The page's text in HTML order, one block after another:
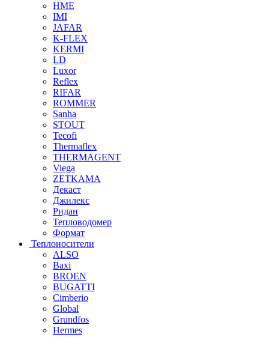
HME
IMI
JAFAR
K-FLEX
KERMI
LD
Luxor
Reflex
RIFAR
ROMMER
Sanha
STOUT
Tecofi
Thermaflex
THERMAGENT
Viega
ZETKAMA
Декаст
Джилекс
Ридан
Тепловодомер
Формат
Теплоносители
ALSO
Baxi
BROEN
BUGATTI
Cimberio
Global
Grundfos
Hermes